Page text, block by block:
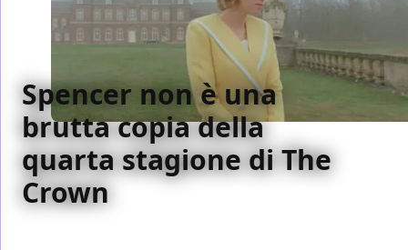
Spencer non è una
brutta copia della
quarta stagione di The
Crown